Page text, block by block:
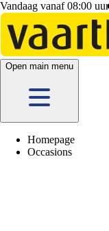
Vandaag vanaf 08:00
Open main menu
Homepage
Occasions